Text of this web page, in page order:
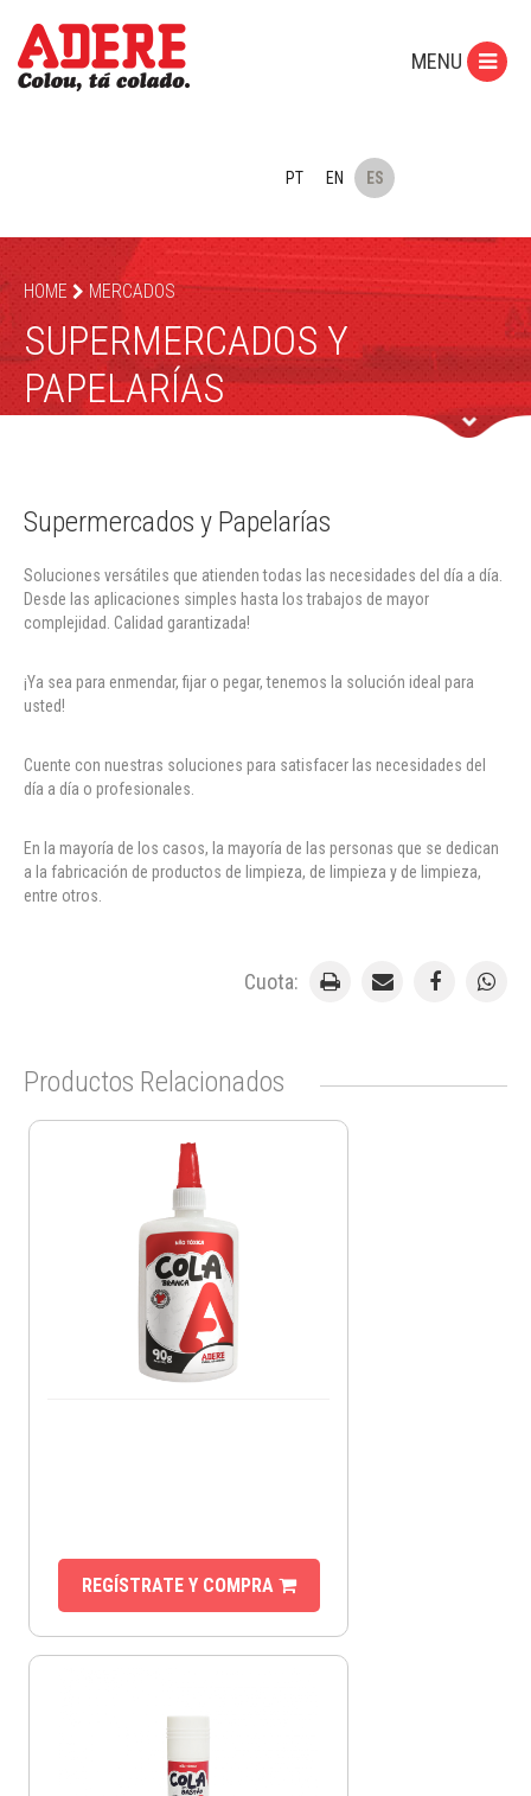
PT EN ES
MENU
HOME MERCADOS
SUPERMERCADOS Y
PAPELARÍAS
Supermercados y Papelarías
Soluciones versátiles que atienden todas las necesidades del día a día.
Desde las aplicaciones simples hasta los trabajos de mayor
complejidad. Calidad garantizada!
¡Ya sea para enmendar, fijar o pegar, tenemos la solución ideal para
usted!
Cuente con nuestras soluciones para satisfacer las necesidades del
día a día o profesionales.
En la mayoría de los casos, la mayoría de las personas que se dedican
a la fabricación de productos de limpieza, de limpieza y de limpieza,
entre otros.
Cuota:
Productos Relacionados
REGÍSTRATE Y COMPRA